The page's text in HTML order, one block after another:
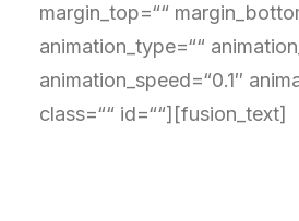
margin_top=““
animation_type=““
animation_speed=“0.1″
class=““ id=““][fusion_text]